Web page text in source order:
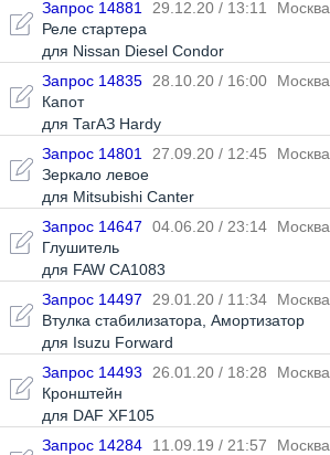
Запрос 14881 29.12.20 / 13:11
Москва
Реле стартера
для Nissan Diesel Condor
Запрос 14835 28.10.20 / 16:00
Москва
Капот
для ТагАЗ Hardy
Запрос 14801 27.09.20 / 12:45
Москва
Зеркало левое
для Mitsubishi Canter
Запрос 14647 04.06.20 / 23:14
Москва
Глушитель
для FAW CA1083
Запрос 14497 29.01.20 / 11:34
Москва
Втулка стабилизатора Амортизатор
для Isuzu Forward
Запрос 14493 26.01.20 / 18:28
Москва
Кронштейн
для DAF XF105
Запрос 14284 11.09.19 / 21:57
Москва